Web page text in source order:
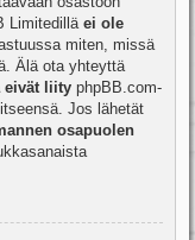
Limitedillä ei ole
miten, missä
Älä ota yhteyttä
eivät liity phpBB.com-
Jos lähetät
osapuolen